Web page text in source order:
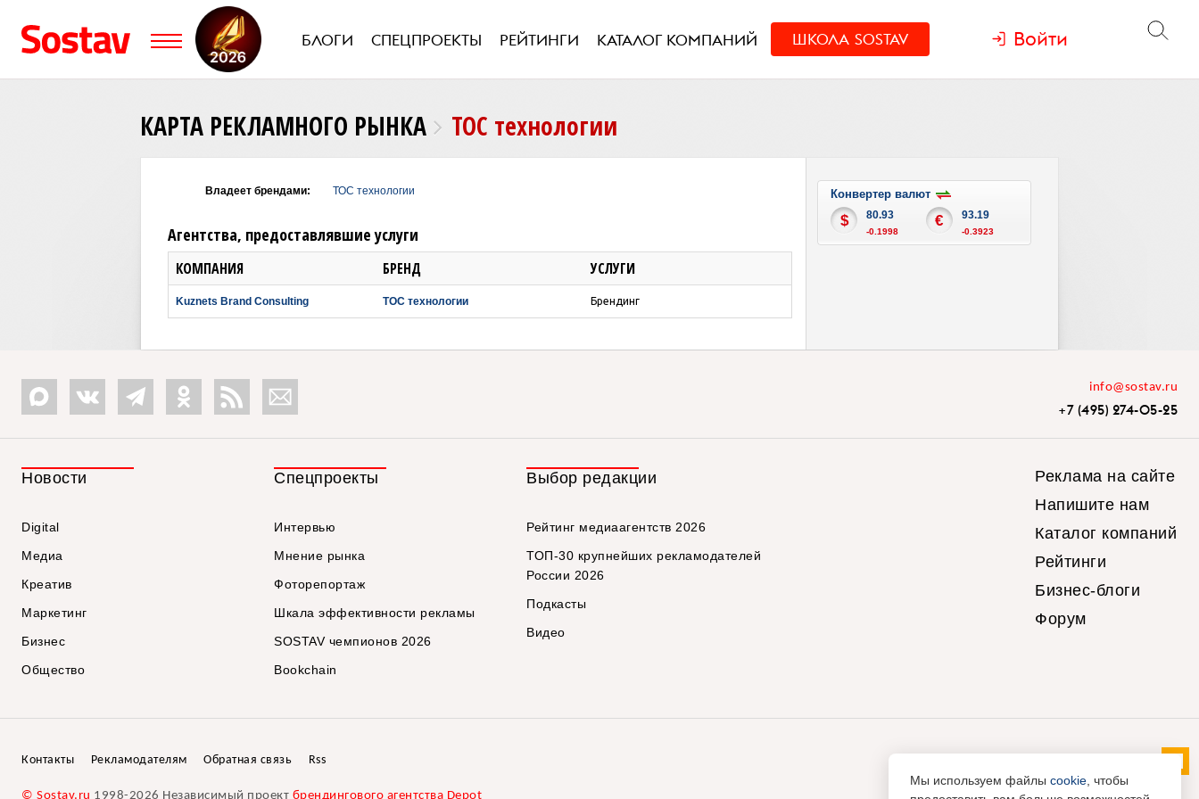
БЛОГИ СПЕЦПРОЕКТЫ РЕЙТИНГИ КАТАЛОГ КОМПАНИЙ ШКОЛА SOSTAV Войти
КАРТА РЕКЛАМНОГО РЫНКА ТОС технологии
Владеет брендами: ТОС технологии
Агентства, предоставлявшие услуги
КОМПАНИЯ БРЕНД УСЛУГИ
Kuznets Brand Consulting ТОС технологии Брендинг
Конвертер валют
$ 80.93
-0.1998
€ 93.19
-0.3923
info@sostav.ru
+7 (495) 274-05-25
Новости
Digital
Медиа
Креатив
Маркетинг
Бизнес
Общество
Спецпроекты
Интервью
Мнение рынка
Фоторепортаж
Шкала эффективности рекламы
SOSTAV чемпионов 2026
Bookchain
Выбор редакции
Рейтинг медиаагентств 2026
ТОП-30 крупнейших рекламодателей
России 2026
Подкасты
Видео
Реклама на сайте
Напишите нам
Каталог компаний
Рейтинги
Бизнес-блоги
Форум
Контакты Рекламодателям Обратная связь Rss
© Sostav.ru 1998-2026 Независимый проект брендингового агентства Depot
Мы используем файлы cookie , чтобы